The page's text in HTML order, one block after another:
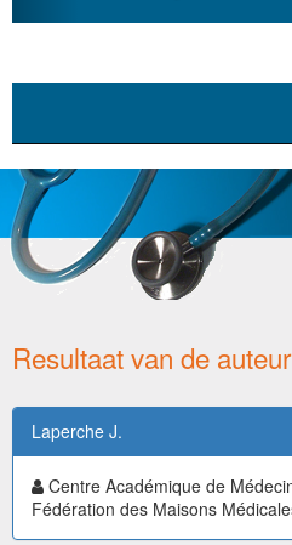
Resultaat van de auteur
Laperche J.
Centre Académique de
Fédération des Maisons